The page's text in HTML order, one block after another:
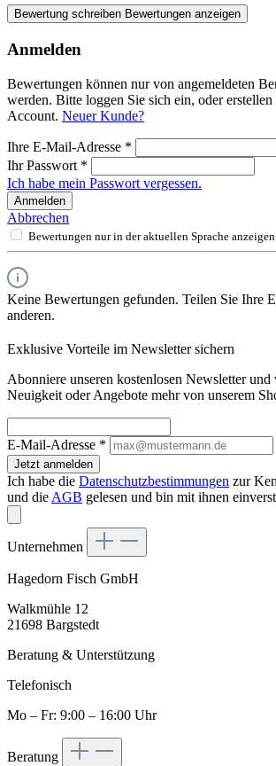
Bewertung schreiben Bewertungen anzeigen
Anmelden
Bewertungen können nur von angemeldeten
werden. Bitte loggen Sie sich ein, oder erstellen
Account. Neuer Kunde?
Ihre E-Mail-Adresse *
Ihr Passwort *
Ich habe mein Passwort vergessen.
Anmelden
Abbrechen
Bewertungen nur in der aktuellen Sprache anzeigen.
Keine Bewertungen gefunden. Teilen Sie Ihre
anderen.
Exklusive Vorteile im Newsletter sichern
Abonniere unseren kostenlosen Newsletter und
Neuigkeit oder Angebote mehr von unserem
E-Mail-Adresse *
Jetzt anmelden
Ich habe die Datenschutzbestimmungen zur
und die AGB gelesen und bin mit ihnen
Unternehmen
Hagedorn Fisch GmbH
Walkmühle 12
21698 Bargstedt
Beratung & Unterstützung
Telefonisch
Mo – Fr: 9:00 – 16:00 Uhr
Beratung